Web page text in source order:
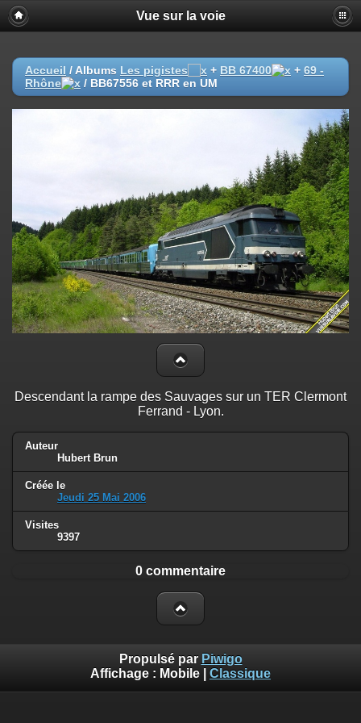
Vue sur la voie
Accueil / Albums Les pigistes + BB 67400 + 69 -
Rhône
/ BB67556 et RRR en UM
Descendant la rampe des Sauvages sur un TER Clermont
Ferrand - Lyon.
Auteur
Hubert Brun
Créée le
Jeudi 25 Mai 2006
Visites
9397
0 commentaire
Propulsé par Piwigo
Affichage : Mobile Classique